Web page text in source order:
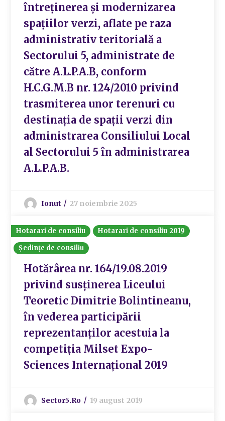
întreținerea și modernizarea
spațiilor verzi, aflate pe raza
administrativ teritorială a
Sectorului 5, administrate de
către A.L.P.A.B, conform
H.C.G.M.B nr. 124/2010 privind
trasmiterea unor terenuri cu
destinația de spații verzi din
administrarea Consiliului Local
al Sectorului 5 în administrarea
A.L.P.A.B.
Ionut 27 noiembrie 2025
Hotarari de consiliu
Hotarari de consiliu 2019
Ședințe de consiliu
Hotărârea nr. 164/19.08.2019
privind susținerea Liceului
Teoretic Dimitrie Bolintineanu,
în vederea participării
reprezentanților acestuia la
competiția Milset Expo-
Sciences Internațional 2019
Sector5.ro 19 august 2019